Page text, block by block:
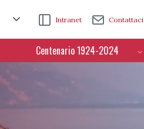
Intranet Contattaci
Centenario 1924-2024